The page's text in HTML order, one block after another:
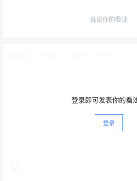
Serial收集器依然是虚拟机运行在
说说你的看法
登录即可发表你的看
登录